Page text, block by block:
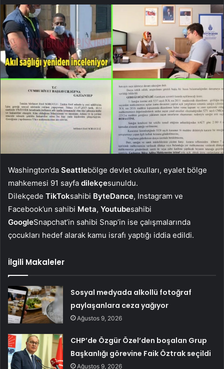
Washington’da Seattlebölge devlet okulları, eyalet bölge
mahkemesi 91 sayfa dilekçesunuldu.
Dilekçede TikToksahibi ByteDance, Instagram ve
Facebook’un sahibi Meta, Youtubesahibi
GoogleSnapchat’in sahibi Snap’in ise çalışmalarında
çocukları hedef alarak kamu israfı yaptığı iddia edildi.
İlgili Makaleler
Sosyal medyada alkollü fotoğraf
paylaşanlara ceza yağıyor
Ağustos 9, 2026
CHP’de Özgür Özel’den boşalan Grup
Başkanlığı görevine Faik Öztrak seçildi
Ağustos 9, 2026